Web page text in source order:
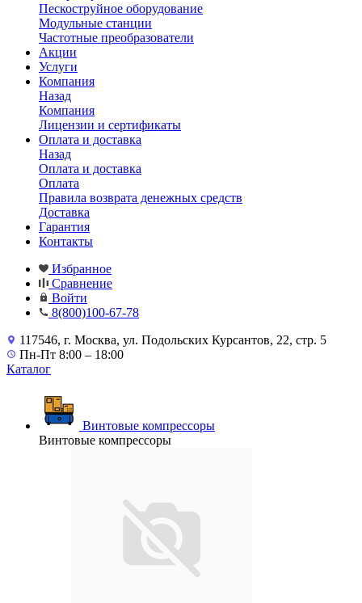
Пескоструйное оборудование
Модульные станции
Частотные преобразователи
Акции
Услуги
Компания
Назад
Компания
Лицензии и сертификаты
Оплата и доставка
Назад
Оплата и доставка
Оплата
Правила возврата денежных средств
Доставка
Гарантия
Контакты
Избранное
Сравнение
Войти
8(800)100-67-78
117546, г. Москва, ул. Подольских Курсантов, 22, стр. 5
Пн-Пт 8:00 – 18:00
Каталог
Винтовые компрессоры
Винтовые компрессоры